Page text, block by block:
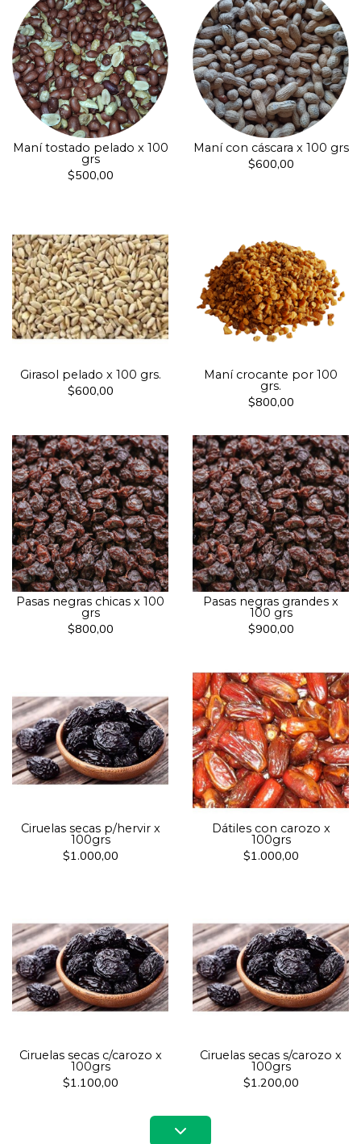
Maní tostado pelado x 100
grs
$500,00
Maní con cáscara x 100 grs
$600,00
Girasol pelado x 100 grs.
$600,00
Maní crocante por 100
grs.
$800,00
Pasas negras chicas x 100
grs
$800,00
Pasas negras grandes x
100 grs
$900,00
Ciruelas secas p/hervir x
100grs
$1.000,00
Dátiles con carozo x
100grs
$1.000,00
Ciruelas secas c/carozo x
100grs
$1.100,00
Ciruelas secas s/carozo x
100grs
$1.200,00